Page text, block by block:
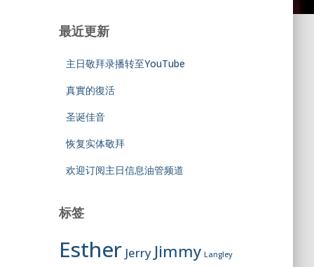
最近更新
主日敬拜录播转至YouTube
真實的復活
圣诞佳音
恢复实体敬拜
欢迎订阅主日信息油管频道
标签
Esther Jerry Jimmy Langley